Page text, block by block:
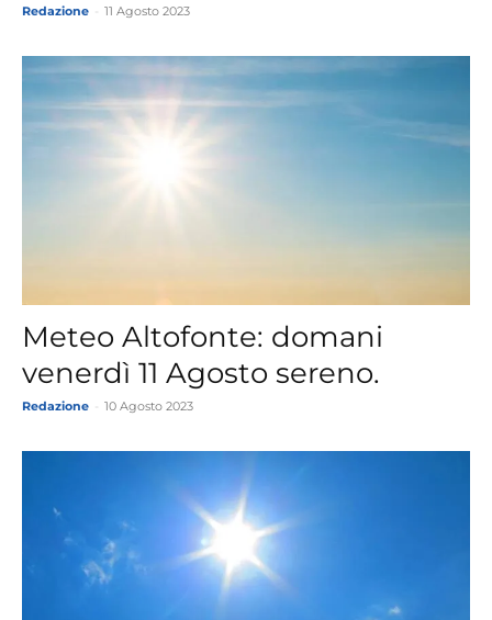
Redazione 11 Agosto 2023
Meteo Altofonte: domani
venerdì 11 Agosto sereno.
Redazione 10 Agosto 2023